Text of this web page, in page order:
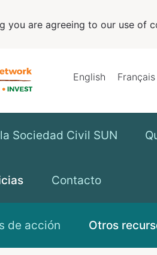
English Français
Sociedad Civil SUN
de acción Otros
Contacto
you are agreeing to our use of